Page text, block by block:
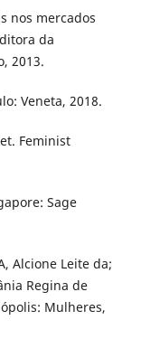
nos mercados
da
2013.
Veneta, 2018.
Feminist
Sage
Alcione Leite da;
Regina de
Mulheres,